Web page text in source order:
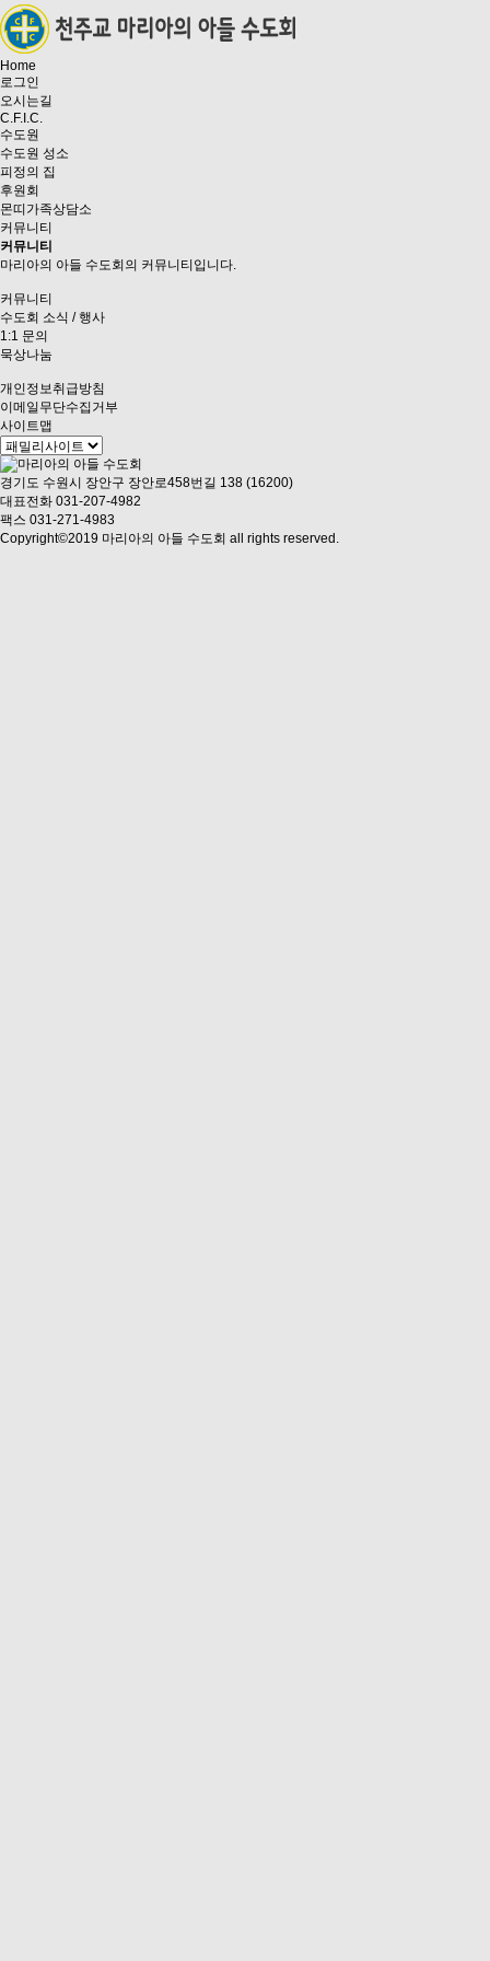
Home
로그인
오시는길
C.F.I.C.
수도원
수도원 성소
피정의 집
후원회
몬띠가족상담소
커뮤니티
커뮤니티
마리아의 아들 수도회의 커뮤니티입니다.
커뮤니티
수도회 소식 / 행사
1:1 문의
묵상나눔
개인정보취급방침
이메일무단수집거부
사이트맵
경기도 수원시 장안구 장안로458번길 138 (16200)
대표전화 031-207-4982
팩스 031-271-4983
Copyright©2019 마리아의 아들 수도회 all rights reserved.